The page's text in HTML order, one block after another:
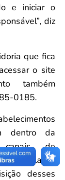
e iniciar o
diz
que fica
o site
também
0185.
dentro da
canais de
a população
desses